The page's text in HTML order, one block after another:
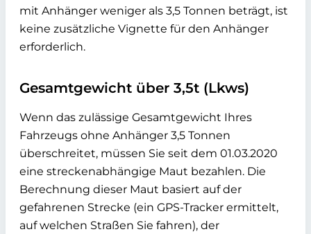
mit Anhänger weniger als 3,5 Tonnen beträgt, ist
keine zusätzliche Vignette für den Anhänger
erforderlich.
Gesamtgewicht über 3,5t (Lkws)
Wenn das zulässige Gesamtgewicht Ihres
Fahrzeugs ohne Anhänger 3,5 Tonnen
überschreitet, müssen Sie seit dem 01.03.2020
eine streckenabhängige Maut bezahlen. Die
Berechnung dieser Maut basiert auf der
gefahrenen Strecke (ein GPS-Tracker ermittelt,
auf welchen Straßen Sie fahren), der